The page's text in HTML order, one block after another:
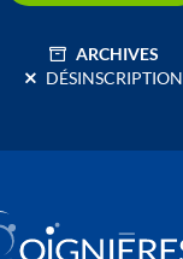
ARCHIVES
DÉSINSCRIPTION